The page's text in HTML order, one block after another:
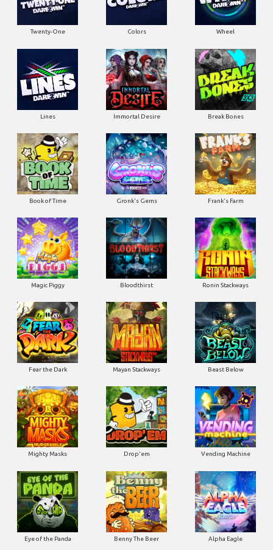
Twenty-One Colors Wheel
Lines Immortal Desire Break Bones
Book of Time Gronk's Gems Frank's Farm
Magic Piggy Bloodthirst Ronin Stackways
Fear the Dark Mayan Stackways Beast Below
Mighty Masks Drop'em Vending Machine
Eye of the Panda Benny The Beer Alpha Eagle